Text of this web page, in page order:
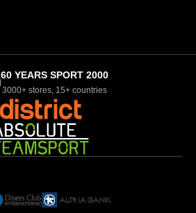
60 YEARS SPORT 2000
3000+ stores, 15+ countries